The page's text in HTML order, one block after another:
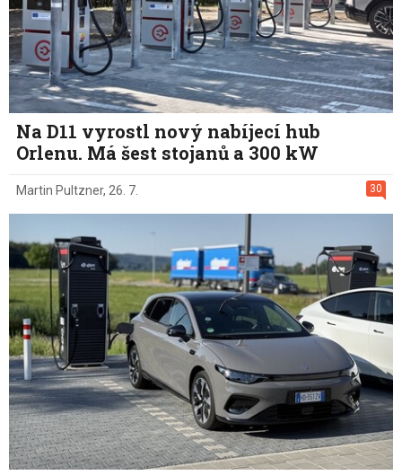
Na D11 vyrostl nový nabíjecí hub
Orlenu. Má šest stojanů a 300 kW
30
Martin Pultzner, 26. 7.